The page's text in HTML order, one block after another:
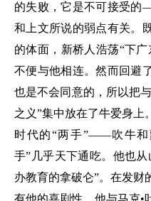
的失败，它是不可接受
和上文所说的弱点有关。
的体面，新桥人浩荡“下
不便与他相连。然而回避
也是不会同意的，所以把
之义”集中放在了牛爱身
时代的“两手”——吹牛和
手”几乎天下通吃。他也
办教育的拿破仑”。在发财